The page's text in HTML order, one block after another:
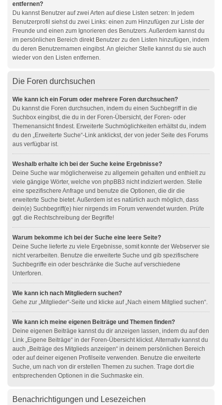
entfernen?
Du kannst Benutzer auf zwei Arten auf diese Listen setzen: In jedem
Benutzerprofil siehst du zwei Links: einen zum Hinzufügen zur Liste der
Freunde und einen zum Ignorieren des Benutzers. Außerdem kannst du
im persönlichen Bereich direkt Benutzer zu den Listen hinzufügen, indem
du deren Benutzernamen eingibst. An gleicher Stelle kannst du sie auch
wieder von den Listen entfernen.
Die Foren durchsuchen
Wie kann ich ein Forum oder mehrere Foren durchsuchen?
Du kannst die Foren durchsuchen, indem du einen Suchbegriff in die
Suchbox eingibst, die du in der Foren-Übersicht, der Foren- oder
Themenansicht findest. Erweiterte Suchmöglichkeiten erhältst du, indem
du den „Erweiterte Suche“-Link anklickst, der von jeder Seite des Forums
aus verfügbar ist.
Weshalb erhalte ich bei der Suche keine Ergebnisse?
Deine Suche war möglicherweise zu allgemein gehalten und enthielt zu
viele gängige Wörter, welche von phpBB3 nicht indiziert werden. Stelle
eine spezifischere Anfrage und benutze die Optionen, die dir die
erweiterte Suche bietet. Außerdem ist es natürlich auch möglich, dass
dein(e) Suchbegriff(e) hier nirgends im Forum verwendet wurden. Prüfe
ggf. die Rechtschreibung der Begriffe!
Warum bekomme ich bei der Suche eine leere Seite?
Deine Suche lieferte zu viele Ergebnisse, somit konnte der Webserver sie
nicht verarbeiten. Benutze die erweiterte Suche und gib spezifischere
Suchbegriffe ein oder beschränke die Suche auf verschiedene
Unterforen.
Wie kann ich nach Mitgliedern suchen?
Gehe zur „Mitglieder“-Seite und klicke auf „Nach einem Mitglied suchen“.
Wie kann ich meine eigenen Beiträge und Themen finden?
Deine eigenen Beiträge kannst du dir anzeigen lassen, indem du auf den
Link „Eigene Beiträge“ in der Foren-Übersicht klickst. Alternativ kannst du
auch „Beiträge des Mitglieds anzeigen“ in deinem persönlichen Bereich
oder auf deiner eigenen Profilseite verwenden. Benutze die erweiterte
Suche, um nach von dir erstellen Themen zu suchen. Trage dort die
entsprechenden Optionen in die Suchmaske ein.
Benachrichtigungen und Lesezeichen